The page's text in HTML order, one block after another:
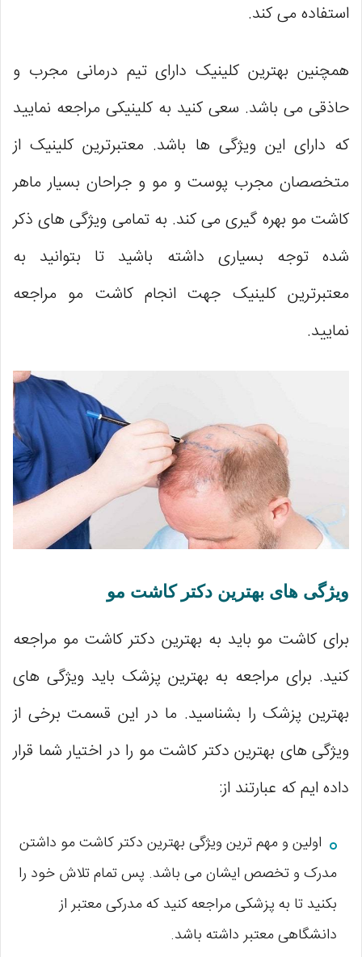
استفاده می ‌کند.
همچنین بهترین کلینیک دارای تیم درمانی مجرب و
حاذقی می ‌باشد. سعی کنید به کلینیکی مراجعه نمایید
که دارای این ویژگی‌ ها باشد. معتبرترین کلینیک از
متخصصان مجرب پوست و مو و جراحان بسیار ماهر
کاشت مو بهره ‌گیری می ‌کند. به تمامی ویژگی‌ های ذکر
شده توجه بسیاری داشته باشید تا بتوانید به
معتبرترین کلینیک جهت انجام کاشت مو مراجعه
نمایید.
ویژگی های بهترین دکتر کاشت مو
برای کاشت مو باید به بهترین دکتر کاشت مو مراجعه
کنید. برای مراجعه به بهترین پزشک باید ویژگی های
بهترین پزشک را بشناسید. ما در این قسمت برخی از
ویژگی های بهترین دکتر کاشت مو را در اختیار شما قرار
داده ایم که عبارتند از:
اولین و مهم ترین ویژگی بهترین دکتر کاشت مو داشتن
مدرک و تخصص ایشان می باشد. پس تمام تلاش خود را
بکنید تا به پزشکی مراجعه کنید که مدرکی معتبر از
دانشگاهی معتبر داشته باشد.